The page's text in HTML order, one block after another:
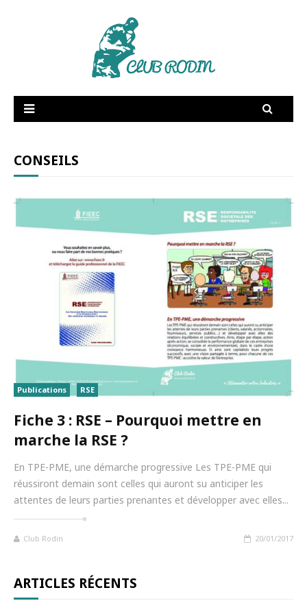
Supply Chain
Dictionnaire amoureux
Publications
Vidéos
CONSEILS
Publications RSE
Fiche 3 : RSE – Pourquoi mettre en
marche la RSE ?
En TPE-PME, une démarche progressive Les TPE-PME qui
réussiront demain sont celles qui auront su anticiper les
attentes de leurs parties prenantes et développer avec elles...
Club Rodin 20/01/2017
ARTICLES RÉCENTS